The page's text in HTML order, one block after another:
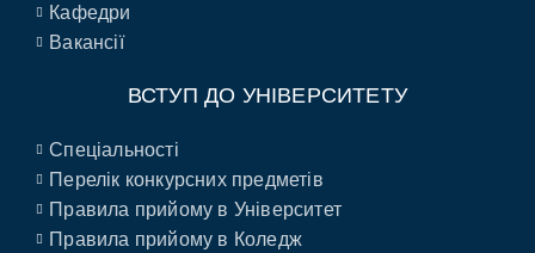
Кафедри
Вакансії
ВСТУП ДО УНІВЕРСИТЕТУ
Спеціальності
Перелік конкурсних предметів
Правила прийому в Університет
Правила прийому в Коледж